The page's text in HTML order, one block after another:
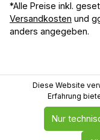
*Alle Preise inkl.
Versandkosten und
anders angegeben.
Diese Website
Erfahrung
Nur